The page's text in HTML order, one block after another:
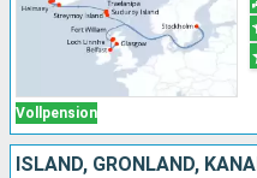
Vollpension
ISLAND, GRÖNLAND,